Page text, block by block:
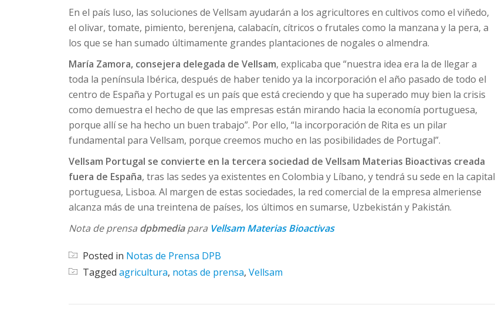
En el país luso, las soluciones de Vellsam ayudarán a los agricultores en cultivos como el viñedo,
el olivar, tomate, pimiento, berenjena, calabacín, cítricos o frutales como la manzana y la pera, a
los que se han sumado últimamente grandes plantaciones de nogales o almendra.
María Zamora, consejera delegada de Vellsam, explicaba que “nuestra idea era la de llegar a
toda la península Ibérica, después de haber tenido ya la incorporación el año pasado de todo el
centro de España y Portugal es un país que está creciendo y que ha superado muy bien la crisis
como demuestra el hecho de que las empresas están mirando hacia la economía portuguesa,
porque allí se ha hecho un buen trabajo”. Por ello, “la incorporación de Rita es un pilar
fundamental para Vellsam, porque creemos mucho en las posibilidades de Portugal”.
Vellsam Portugal se convierte en la tercera sociedad de Vellsam Materias Bioactivas creada
fuera de España, tras las sedes ya existentes en Colombia y Líbano, y tendrá su sede en la capital
portuguesa, Lisboa. Al margen de estas sociedades, la red comercial de la empresa almeriense
alcanza más de una treintena de países, los últimos en sumarse, Uzbekistán y Pakistán.
Nota de prensa dpbmediapara Vellsam Materias Bioactivas
Posted in Notas de Prensa DPB
Tagged agricultura, notas de prensa, Vellsam